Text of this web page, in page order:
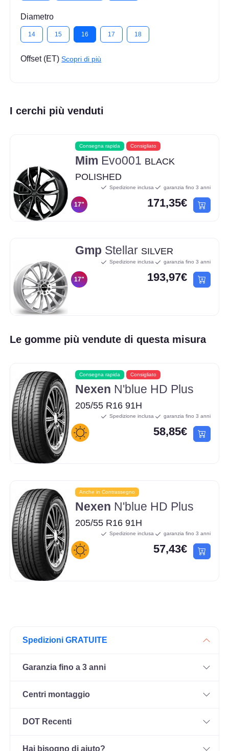
Diametro
14 15 16 17 18
Offset (ET)Scopri di più
I cerchi più venduti
Consegna rapida Consigliato
Mim Evo001 BLACK
POLISHED
17"
Spedizione inclusa garanzia fino 3 anni
171,35€
Gmp Stellar SILVER
17"
Spedizione inclusa garanzia fino 3 anni
193,97€
Le gomme più vendute di questa misura
Consegna rapida Consigliato
Nexen N'blue HD Plus
205/55 R16 91H
Spedizione inclusa garanzia fino 3 anni
58,85€
Anche in Contrassegno
Nexen N'blue HD Plus
205/55 R16 91H
Spedizione inclusa garanzia fino 3 anni
57,43€
Spedizioni GRATUITE
Garanzia fino a 3 anni
Centri montaggio
DOT Recenti
Hai bisogno di aiuto?